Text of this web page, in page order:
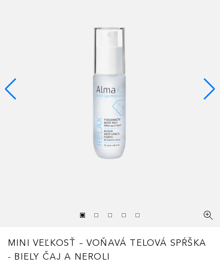
MINI VEĽKOSŤ – VOŇAVÁ TELOVÁ SPŔŠKA
- BIELY ČAJ A NEROLI